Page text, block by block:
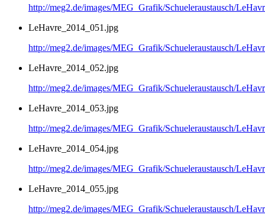
http://meg2.de/images/MEG_Grafik/Schueleraustausch/
LeHavre_2014_051.jpg
http://meg2.de/images/MEG_Grafik/Schueleraustausch/
LeHavre_2014_052.jpg
http://meg2.de/images/MEG_Grafik/Schueleraustausch/
LeHavre_2014_053.jpg
http://meg2.de/images/MEG_Grafik/Schueleraustausch/
LeHavre_2014_054.jpg
http://meg2.de/images/MEG_Grafik/Schueleraustausch/
LeHavre_2014_055.jpg
http://meg2.de/images/MEG_Grafik/Schueleraustausch/